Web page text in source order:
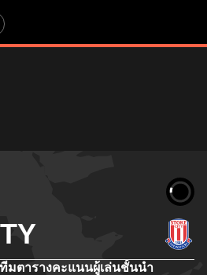
ทีมตารางคะแนนผู้เล่นชั้นนำ